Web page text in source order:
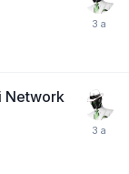
Network